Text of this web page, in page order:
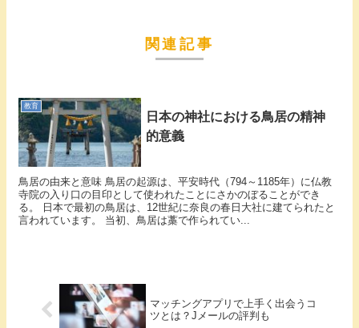
関連記事
教育
日本の神社における鳥居の精神
的意義
鳥居の由来と意味 鳥居の起源は、平安時代（794～1185年）に仏教
寺院の入り口の目印として使われたことにさかのぼることができ
る。 日本で最初の鳥居は、12世紀に奈良の春日大社に建てられたと
言われています。 当初、鳥居は藁で作られてい...
マッチングアプリで上手く出会うコ
ツとは？Jメールの評判も